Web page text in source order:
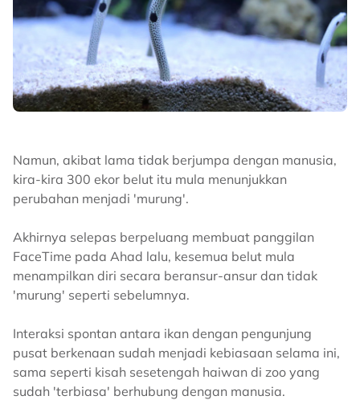
Namun, akibat lama tidak berjumpa dengan manusia,
kira-kira 300 ekor belut itu mula menunjukkan
perubahan menjadi 'murung'.
Akhirnya selepas berpeluang membuat panggilan
FaceTime pada Ahad lalu, kesemua belut mula
menampilkan diri secara beransur-ansur dan tidak
'murung' seperti sebelumnya.
Interaksi spontan antara ikan dengan pengunjung
pusat berkenaan sudah menjadi kebiasaan selama ini,
sama seperti kisah sesetengah haiwan di zoo yang
sudah 'terbiasa' berhubung dengan manusia.